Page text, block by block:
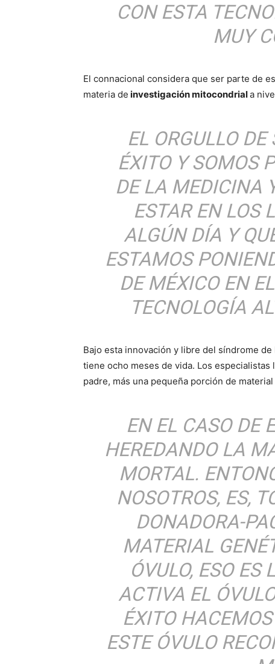
CON ESTA
MUY
El connacional considera que ser parte de
materia de investigación mitocondriala
EL ORGULLO
ÉXITO Y SOMOS
DE LA MEDICINA
ESTAR EN LOS
ALGÚN DÍA Y
ESTAMOS
DE MÉXICO EN
TECNOLOGÍA
Bajo esta innovación y libre del síndrome de
tiene ocho meses de vida. Los especialistas
padre, más una pequeña porción de
EN EL CASO DE
HEREDANDO LA
MORTAL.
NOSOTROS, ES,
DONADORA-
MATERIAL
ÓVULO, ESO ES
ACTIVA EL
ÉXITO
ESTE ÓVULO